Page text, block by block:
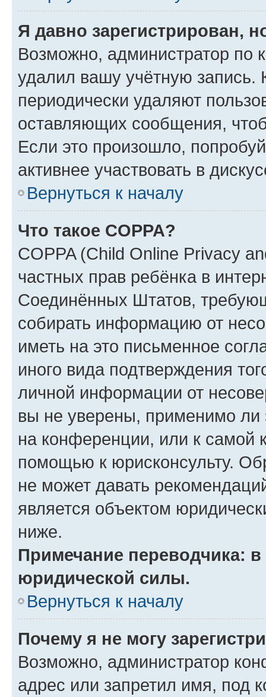
Я давно зарегистрирован,
Возможно, администратор по
удалил вашу учётную запись.
периодически удаляют
оставляющих сообщения,
Если это произошло,
активнее участвовать в
Вернуться к началу
Что такое COPPA?
COPPA (Child Online Privacy
частных прав ребёнка в
Соединённых Штатов,
собирать информацию от
иметь на это письменное
иного вида подтверждения
личной информации от
вы не уверены, применимо ли
на конференции, или к самой
помощью к юрисконсульту.
не может давать
является объектом
ниже.
Примечание переводчика:
юридической силы.
Вернуться к началу
Почему я не могу
Возможно, администратор
адрес или запретил имя, под